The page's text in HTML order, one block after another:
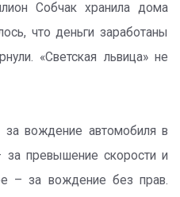
Собчак хранила дома
что деньги заработаны
«Светская львица» не
за вождение автомобиля в
превышение скорости и
– за вождение без прав.